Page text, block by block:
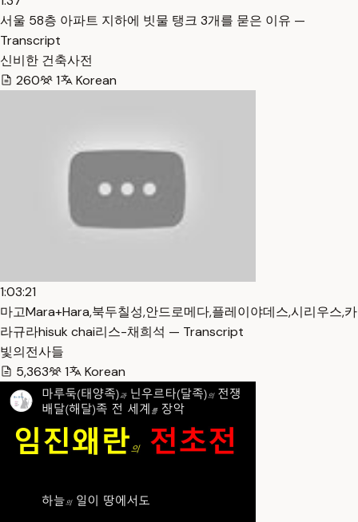
서울 58층 아파트 지하에 빗물 탱크 3개를 묻은 이유 —
Transcript
신비한 건축사전
260
1 Korean
1:03:21
마고Mara+Hara,북두칠성,안드로메다,플레이야데스,시리우스,카
라규라hisuk chai리스-채희석 — Transcript
빛의전사들
5,363
1 Korean